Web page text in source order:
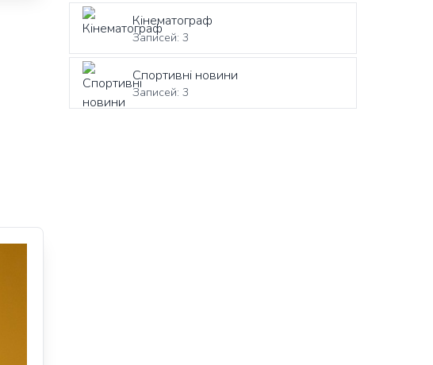
Кінематограф
Записей: 3
Спортивні новини
Записей: 3